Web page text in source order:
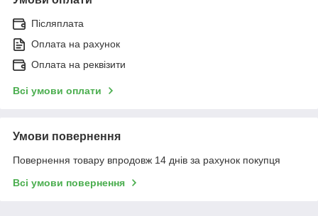
Післяплата
Оплата на рахунок
Оплата на реквізити
Всі умови оплати
Умови повернення
Повернення товару впродовж 14 днів за рахунок покупця
Всі умови повернення